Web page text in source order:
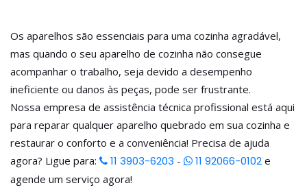
Os aparelhos são essenciais para uma cozinha agradável,
mas quando o seu aparelho de cozinha não consegue
acompanhar o trabalho, seja devido a desempenho
ineficiente ou danos às peças, pode ser frustrante.
Nossa empresa de assistência técnica profissional está aqui
para reparar qualquer aparelho quebrado em sua cozinha e
restaurar o conforto e a conveniência! Precisa de ajuda
agora? Ligue para:
11 3903-6203 - 11 92066-0102 e
agende um serviço agora!